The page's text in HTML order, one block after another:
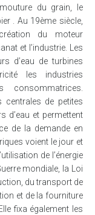
du grain, le
. Au 19ème siècle,
du moteur
et l’industrie. Les
d’eau de turbines
les industries
consommatrices.
centrales de petites
d’eau et permettent
de la demande en
voient le jour et
de l’énergie
mondiale, la Loi
du transport de
et de la fourniture
fixa également les